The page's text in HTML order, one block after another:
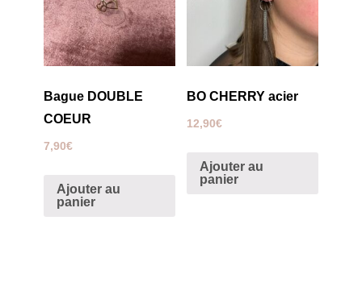
Bague DOUBLE
COEUR
7,90€
Ajouter au
panier
BO CHERRY acier
12,90€
Ajouter au
panier